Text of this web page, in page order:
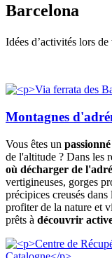
Barcelona
Idées d’activités lors
Montagnes
Vous êtes un
de l'altitude ? Dans les
où décharger de
vertigineuses, gorges
précipices creusés
profiter de la nature et
prêts à découvrir